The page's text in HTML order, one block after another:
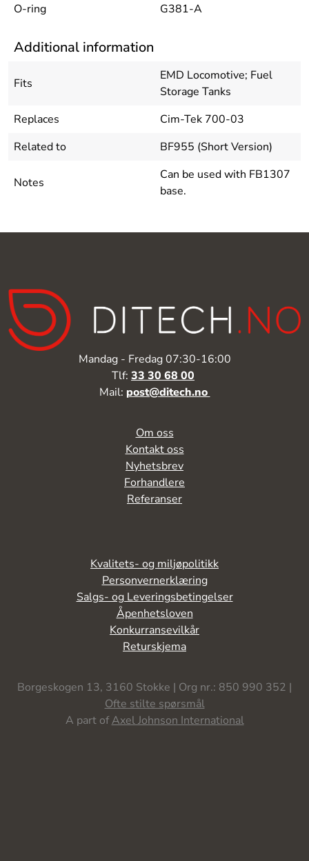
O-ring
G381-A
Additional information
Fits
EMD Locomotive; Fuel
Storage Tanks
Replaces
Cim-Tek 700-03
Related to
BF955 (Short Version)
Notes
Can be used with FB1307
base.
Mandag - Fredag 07:30-16:00
Tlf: 33 30 68 00
Mail: post@ditech.no
Kvalitets- og miljøpolitikk
Personvernerklæring
Salgs- og Leveringsbetingelser
Åpenhetsloven
Konkurransevilkår
Returskjema
Om oss
Kontakt oss
Nyhetsbrev
Forhandlere
Referanser
Borgeskogen 13, 3160 Stokke | Org nr.: 850 990 352 |
Ofte stilte spørsmål
A part ofAxel Johnson International